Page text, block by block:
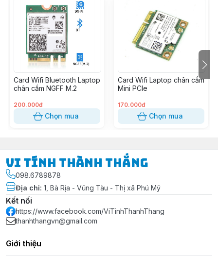
Card Wifi Bluetooth Laptop
chân cắm NGFF M.2
200.000đ
Chọn mua
Card Wifi Laptop chân cắm
Mini PCIe
170.000đ
Chọn mua
Vi Tính Thành Thắng
098.6789878
Địa chỉ: 1, Bà Rịa - Vũng Tàu - Thị xã Phú Mỹ
Kết nối
https://www.facebook.com/ViTinhThanhThang
thanhthangvn@gmail.com
Giới thiệu